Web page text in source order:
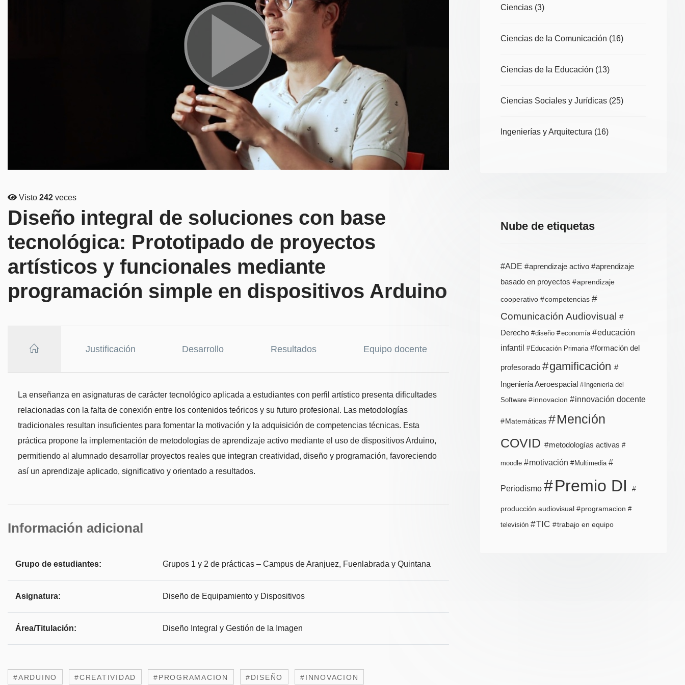
Visto 242 veces
Diseño integral de soluciones con base
tecnológica: Prototipado de proyectos
artísticos y funcionales mediante
programación simple en dispositivos Arduino
Justificación Desarrollo Resultados Equipo docente
La enseñanza en asignaturas de carácter tecnológico aplicada a estudiantes con perfil artístico presenta dificultades
relacionadas con la falta de conexión entre los contenidos teóricos y su futuro profesional. Las metodologías
tradicionales resultan insuficientes para fomentar la motivación y la adquisición de competencias técnicas. Esta
práctica propone la implementación de metodologías de aprendizaje activo mediante el uso de dispositivos Arduino,
permitiendo al alumnado desarrollar proyectos reales que integran creatividad, diseño y programación, favoreciendo
así un aprendizaje aplicado, significativo y orientado a resultados.
Información adicional
Grupo de estudiantes: Grupos 1 y 2 de prácticas – Campus de Aranjuez, Fuenlabrada y Quintana
Asignatura: Diseño de Equipamiento y Dispositivos
Área/Titulación: Diseño Integral y Gestión de la Imagen
#ARDUINO #CREATIVIDAD #PROGRAMACION #DISEÑO #INNOVACION
Ciencias (3)
Ciencias de la Comunicación (16)
Ciencias de la Educación (13)
Ciencias Sociales y Jurídicas (25)
Ingenierías y Arquitectura (16)
Nube de etiquetas
ADE aprendizaje activo aprendizaje
basado en proyectos
aprendizaje
cooperativo competencias
Comunicación Audiovisual
Derecho diseño economía educación
infantil
Educación Primaria formación del
profesorado gamificación
Ingeniería Aeroespacial Ingeniería del
Software
innovacion innovación docente
Matemáticas Mención
COVID
metodologías activas
moodle motivación Multimedia
Periodismo Premio DI
producción audiovisual programacion
televisión TIC trabajo en equipo